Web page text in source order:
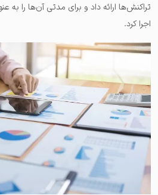
تراکنش‌ها ارائه داد و برای مدتی آن‌ها را
اجرا کرد.